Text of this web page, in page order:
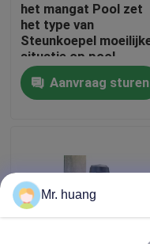
Fiber Optic Splice
Koepel Fiber Optic
de bijlage van de
het mangat Pool zet
het type van
Steunkoepel
situatie op pool,
opgezette op pool
Aanvraag sturen
Mr. huang